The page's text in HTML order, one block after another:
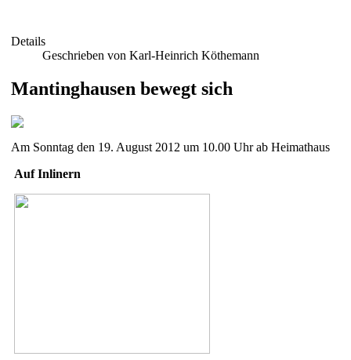
Details
Geschrieben von Karl-Heinrich Köthemann
Mantinghausen bewegt sich
Am Sonntag den 19. August 2012 um 10.00 Uhr ab Heimathaus
Auf Inlinern